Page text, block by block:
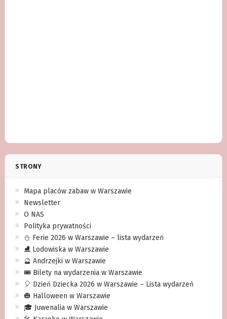
STRONY
Mapa placów zabaw w Warszawie
Newsletter
O NAS
Polityka prywatności
⛄️ Ferie 2026 w Warszawie – lista wydarzeń
⛸ Lodowiska w Warszawie
🔮 Andrzejki w Warszawie
🎟️ Bilety na wydarzenia w Warszawie
🎈 Dzień Dziecka 2026 w Warszawie – Lista wydarzeń
🎃 Halloween w Warszawie
🎓 Juwenalia w Warszawie